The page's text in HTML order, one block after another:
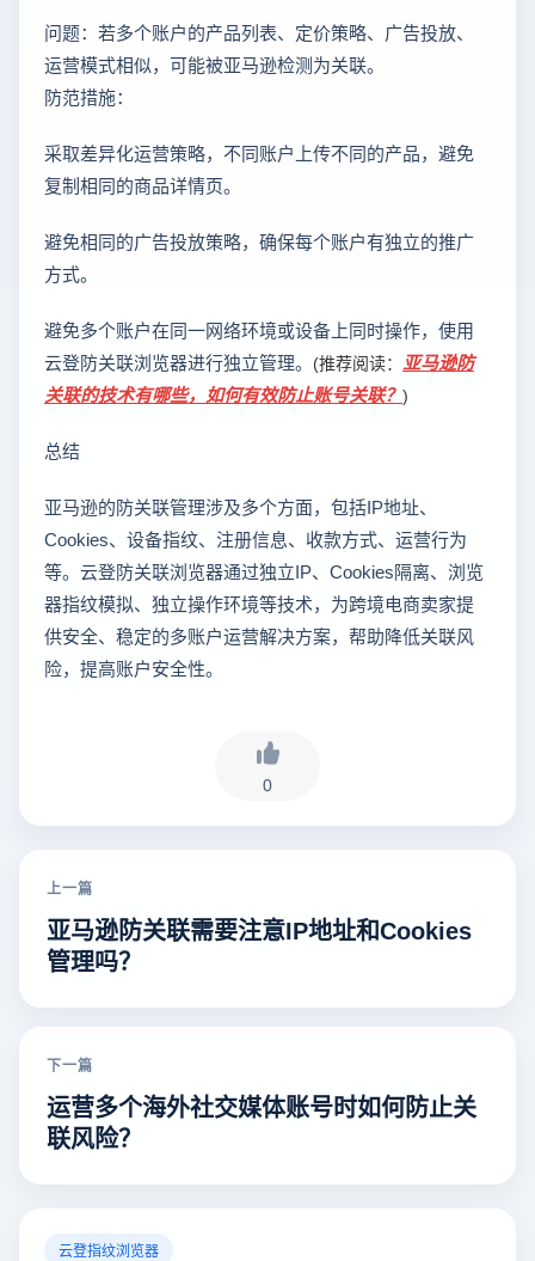
问题：若多个账户的产品列表、定价策略、广告投放、
运营模式相似，可能被亚马逊检测为关联。
防范措施：
采取差异化运营策略，不同账户上传不同的产品，避免
复制相同的商品详情页。
避免相同的广告投放策略，确保每个账户有独立的推广
方式。
避免多个账户在同一网络环境或设备上同时操作，使用
云登防关联浏览器进行独立管理。 (推荐阅读： 亚马逊防
关联的技术有哪些，如何有效防止账号关联？ )
总结
亚马逊的防关联管理涉及多个方面，包括IP地址、
Cookies、设备指纹、注册信息、收款方式、运营行为
等。云登防关联浏览器通过独立IP、Cookies隔离、浏览
器指纹模拟、独立操作环境等技术，为跨境电商卖家提
供安全、稳定的多账户运营解决方案，帮助降低关联风
险，提高账户安全性。
0
上一篇
亚马逊防关联需要注意IP地址和Cookies
管理吗？
下一篇
运营多个海外社交媒体账号时如何防止关
联风险？
云登指纹浏览器